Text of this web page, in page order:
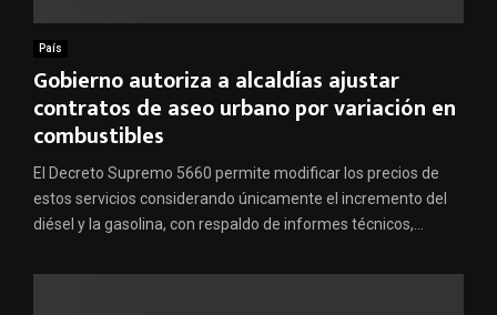
País
Gobierno autoriza a alcaldías ajustar
contratos de aseo urbano por variación en
combustibles
El Decreto Supremo 5660 permite modificar los precios de
estos servicios considerando únicamente el incremento del
diésel y la gasolina, con respaldo de informes técnicos,...